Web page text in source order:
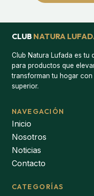
CLUB NATURA
Club Natura Lufada es tu
para productos que
transforman tu hogar
superior.
NAVEGACIÓN
Inicio
Nosotros
Noticias
Contacto
CATEGORÍAS